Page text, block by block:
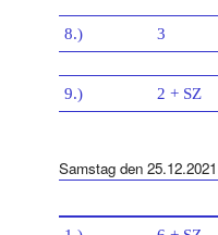
8.) 3
9.) 2 + SZ
Samstag den 25.12.2021